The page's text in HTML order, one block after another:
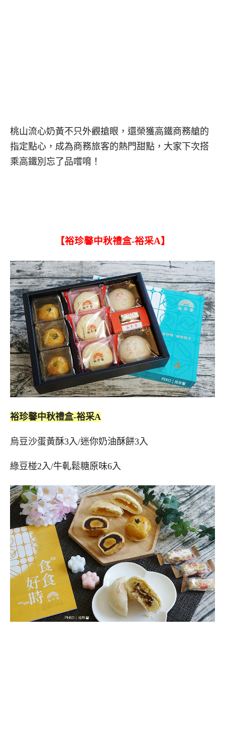
桃山流心奶黃不只外觀搶眼，還榮獲高鐵商務艙的
指定點心，成為商務旅客的熱門甜點，大家下次搭
乘高鐵別忘了品嚐唷！
【裕珍馨中秋禮盒-裕采A】
裕珍馨中秋禮盒-裕采A
烏豆沙蛋黃酥3入/迷你奶油酥餅3入
綠豆椪2入/牛軋鬆糖原味6入